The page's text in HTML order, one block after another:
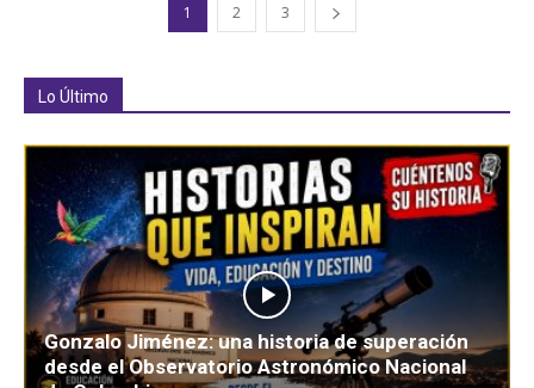
1 2 3
Lo Último
Gonzalo Jiménez: una historia de superación
desde el Observatorio Astronómico Nacional